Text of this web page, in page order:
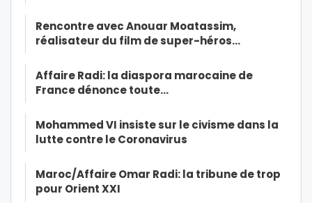
Rencontre avec Anouar Moatassim,
réalisateur du film de super-héros…
Affaire Radi: la diaspora marocaine de
France dénonce toute…
Mohammed VI insiste sur le civisme dans la
lutte contre le Coronavirus
Maroc/Affaire Omar Radi: la tribune de trop
pour Orient XXI